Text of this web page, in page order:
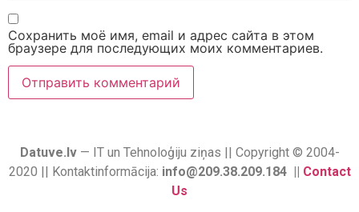
Сохранить моё имя, email и адрес сайта в этом
браузере для последующих моих комментариев.
Datuve.lv— IT un Tehnoloģiju ziņas || Copyright © 2004-
2020 || Kontaktinformācija: info@209.38.209.184 || Contact
Us